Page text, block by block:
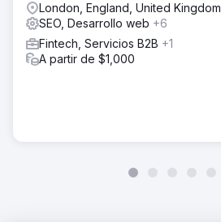
London, England, United Kingdom
SEO, Desarrollo web +6
Fintech, Servicios B2B +1
A partir de $1,000